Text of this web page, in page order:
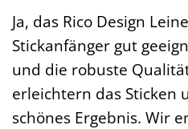
Ja, das Rico Design
Stickanfänger gut
und die robuste
erleichtern das Sticken
schönes Ergebnis. Wir